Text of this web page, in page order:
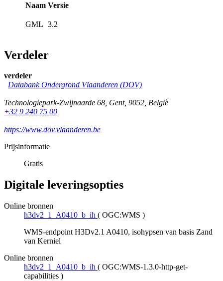
Naam Versie
GML 3.2
Verdeler
verdeler
Databank Ondergrond Vlaanderen (DOV)
Technologiepark-Zwijnaarde 68, Gent, 9052, België
+32 9 240 75 00
https://www.dov.vlaanderen.be
Prijsinformatie
Gratis
Digitale leveringsopties
Online bronnen
h3dv2_1_A0410_b_ih ( OGC:WMS )
WMS-endpoint H3Dv2.1 A0410, isohypsen van basis Zand
van Kerniel
Online bronnen
h3dv2_1_A0410_b_ih ( OGC:WMS-1.3.0-http-get-
capabilities )